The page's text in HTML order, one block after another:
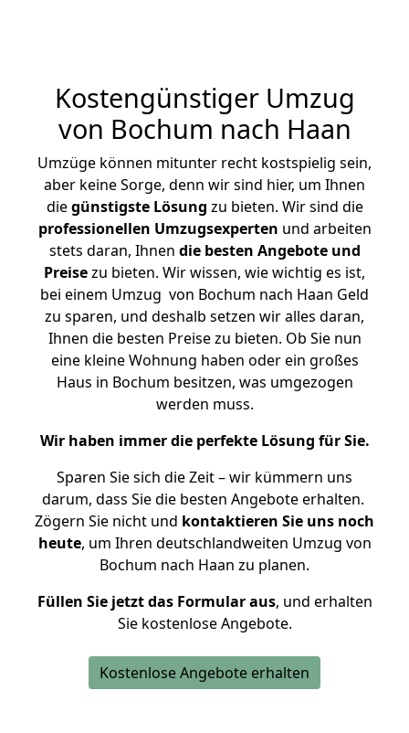
Kostengünstiger Umzug
von Bochum nach Haan
Umzüge können mitunter recht kostspielig sein,
aber keine Sorge, denn wir sind hier, um Ihnen
diegünstigste Lösung zu bieten. Wir sind die
professionellen Umzugsexperten und arbeiten
stets daran, Ihnen die besten Angebote und
Preisezu bieten. Wir wissen, wie wichtig es ist,
bei einem Umzug von Bochum nach Haan Geld
zu sparen, und deshalb setzen wir alles daran,
Ihnen die besten Preise zu bieten. Ob Sie nun
eine kleine Wohnung haben oder ein großes
Haus in Bochum besitzen, was umgezogen
werden muss.
Wir haben immer die perfekte Lösung für Sie.
Sparen Sie sich die Zeit – wir kümmern uns
darum, dass Sie die besten Angebote erhalten.
Zögern Sie nicht und kontaktieren Sie uns noch
heute, um Ihren deutschlandweiten Umzug von
Bochum nach Haan zu planen.
Füllen Sie jetzt das Formular aus, und erhalten
Sie kostenlose Angebote.
Kostenlose Angebote erhalten